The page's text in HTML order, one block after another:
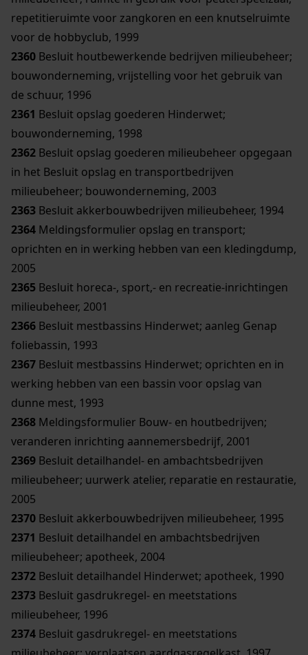
repetitieruimte voor zangkoren en een knutselruimte
voor de hobbyclub, 1999
2360 Besluit houtbewerkende bedrijven milieubeheer;
bouwonderneming, vrijstelling voor het gebruik van
de schuur, 1996
2361 Besluit opslag goederen Hinderwet;
bouwonderneming, 1998
2362 Besluit opslag goederen milieubeheer opgegaan
in het Besluit opslag en transportbedrijven
milieubeheer; bouwonderneming, 2003
2363 Besluit akkerbouwbedrijven milieubeheer, 1994
2364 Meldingsformulier opslag en transport;
oprichten en in werking hebben van een kledingdump,
2005
2365 Besluit horeca-, sport,- en recreatie-inrichtingen
milieubeheer, 2001
2366 Besluit mestbassins Hinderwet; aanleg Genap
foliebassin, 1993
2367 Besluit mestbassins Hinderwet; oprichten en in
werking hebben van een bassin voor opslag van
dunne mest, 1993
2368 Meldingsformulier Bouw- en houtbedrijven;
veranderen inrichting aannemersbedrijf, 2001
2369 Besluit detailhandel- en ambachtsbedrijven
milieubeheer; uurwerk atelier, reparatie en restauratie,
2005
2370 Besluit akkerbouwbedrijven milieubeheer, 1995
2371 Besluit detailhandel en ambachtsbedrijven
milieubeheer; apotheek, 2004
2372 Besluit detailhandel Hinderwet; apotheek, 1990
2373 Besluit gasdrukregel- en meetstations
milieubeheer, 1996
2374 Besluit gasdrukregel- en meetstations